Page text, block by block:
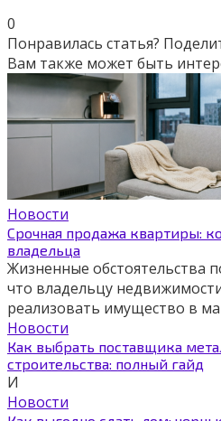
0
Понравилась статья?
Вам также может быть
Новости
Срочная продажа квартиры:
владельца
Жизненные обстоятельства
что владельцу
реализовать имущество в
Новости
Как выбрать поставщика
строительства: полный гайд
И
Новости